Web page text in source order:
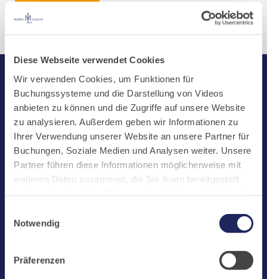
Diese Webseite verwendet Cookies
Wir verwenden Cookies, um Funktionen für
Buchungssysteme und die Darstellung von Videos
anbieten zu können und die Zugriffe auf unsere Website
zu analysieren. Außerdem geben wir Informationen zu
Ihrer Verwendung unserer Website an unsere Partner für
Buchungen, Soziale Medien und Analysen weiter. Unsere
Partner führen diese Informationen möglicherweise mit
weiteren Daten zusammen, die Sie ihnen bereitgestellt
challenges.cloudflare.com: Wir verwenden das online
Buchungssystem MEWS in unserem Hotel und unserem
übermittelt. Cookies von eu5.bookingkit.de: Wir
Notwendig
Präferenzen
Start
Aktuelles
Kloster
Klosterbetriebe
Spenden
Laacher See